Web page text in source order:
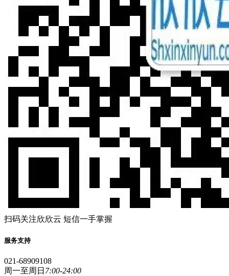
扫码关注欣欣云 短信一手掌握
服务支持
021-68909108
周一至周日 7:00-24:00